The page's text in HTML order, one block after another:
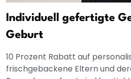
Individuell gefertigte
Geburt
10 Prozent Rabatt auf
frischgebackene Eltern und